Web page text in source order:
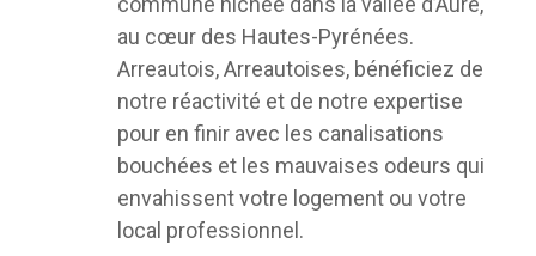
au cœur des Hautes-Pyrénées.
Arreautois, Arreautoises, bénéficiez de
notre réactivité et de notre expertise
pour en finir avec les canalisations
bouchées et les mauvaises odeurs qui
envahissent votre logement ou votre
local professionnel.